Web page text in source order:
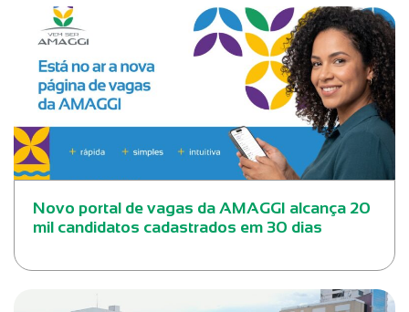
Novo portal de vagas da AMAGGI alcança 20
mil candidatos cadastrados em 30 dias